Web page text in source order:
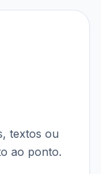
textos ou
ao ponto.